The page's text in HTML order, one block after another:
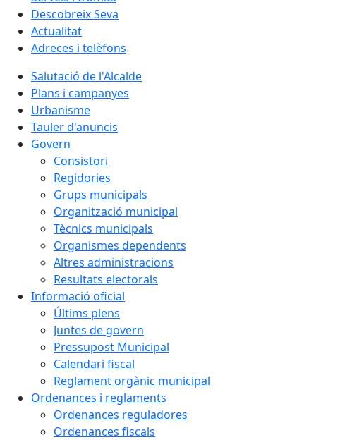
Descobreix Seva
Actualitat
Adreces i telèfons
Salutació de l'Alcalde
Plans i campanyes
Urbanisme
Tauler d'anuncis
Govern
Consistori
Regidories
Grups municipals
Organització municipal
Tècnics municipals
Organismes dependents
Altres administracions
Resultats electorals
Informació oficial
Últims plens
Juntes de govern
Pressupost Municipal
Calendari fiscal
Reglament orgànic municipal
Ordenances i reglaments
Ordenances reguladores
Ordenances fiscals